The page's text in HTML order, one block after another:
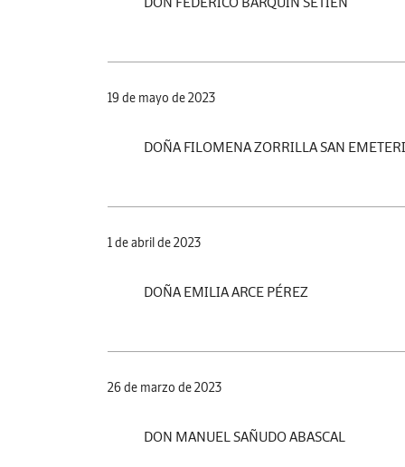
19 de mayo de 2023
DOÑA FILOMENA ZORRILLA SAN
1 de abril de 2023
DOÑA EMILIA ARCE PÉREZ
26 de marzo de 2023
DON MANUEL SAÑUDO ABASCAL